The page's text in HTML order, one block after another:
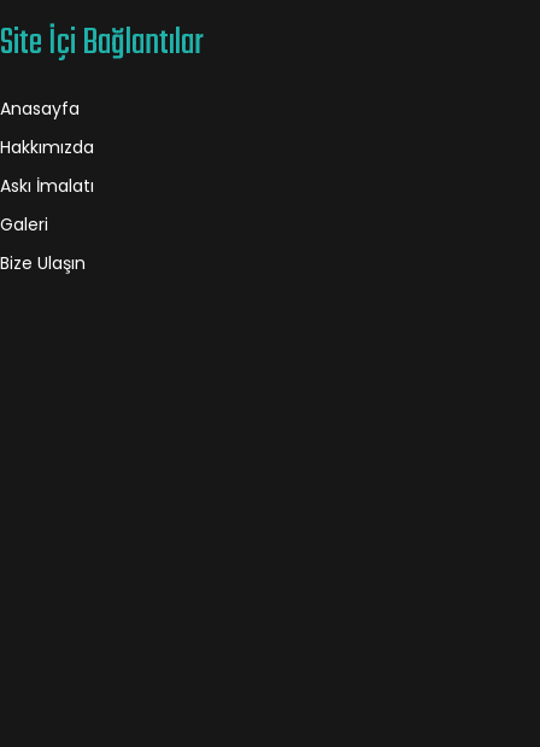
Site İçi Bağlantılar
Anasayfa
Hakkımızda
Askı İmalatı
Galeri
Bize Ulaşın